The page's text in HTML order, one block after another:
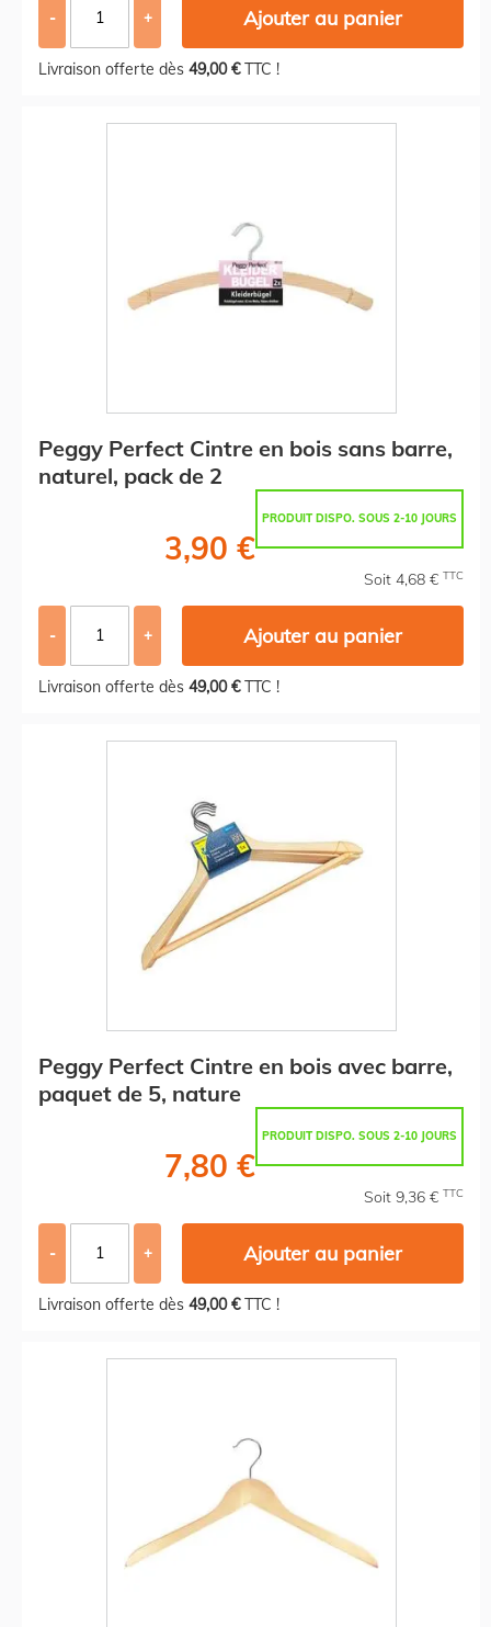
- + Ajouter au panier
Livraison offerte dès 49,00 €TTC !
Peggy Perfect Cintre en bois sans barre,
naturel, pack de 2
PRODUIT DISPO. SOUS 2-10 JOURS
3,90 €
Soit 4,68 € TTC
- + Ajouter au panier
Livraison offerte dès 49,00 €TTC !
Peggy Perfect Cintre en bois avec barre,
paquet de 5, nature
PRODUIT DISPO. SOUS 2-10 JOURS
7,80 €
Soit 9,36 € TTC
- + Ajouter au panier
Livraison offerte dès 49,00 €TTC !